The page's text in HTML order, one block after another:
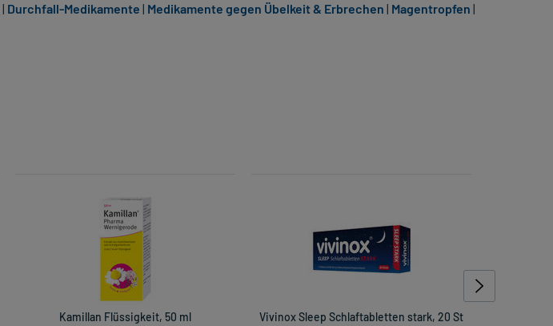
Kamillan Flüssigkeit, 50 ml Vivinox Sleep Schlaftabletten stark, 20 St
| Durchfall-Medikamente | Medikamente gegen Übelkeit & Erbrechen | Magentropfen |